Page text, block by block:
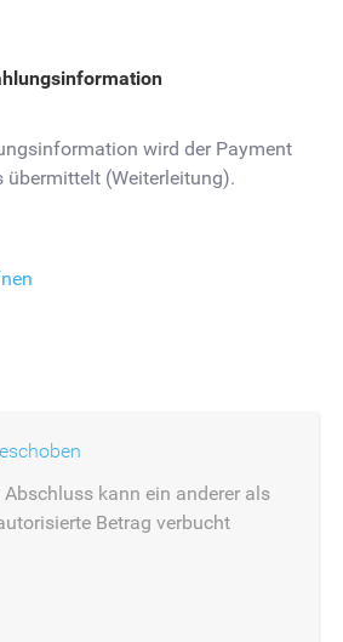
wird der Payment
übermittelt (Weiterleitung).
kann ein anderer als
Betrag verbucht